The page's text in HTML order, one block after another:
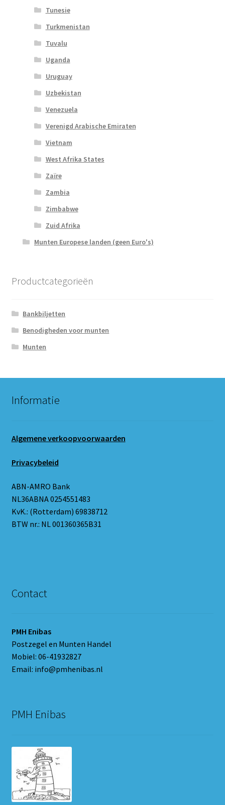
Tunesie
Turkmenistan
Tuvalu
Uganda
Uruguay
Uzbekistan
Venezuela
Verenigd Arabische Emiraten
Vietnam
West Afrika States
Zaïre
Zambia
Zimbabwe
Zuid Afrika
Munten Europese landen (geen Euro's)
Productcategorieën
Bankbiljetten
Benodigheden voor munten
Munten
Informatie
Algemene verkoopvoorwaarden
Privacybeleid
ABN-AMRO Bank
NL36ABNA 0254551483
KvK.: (Rotterdam) 69838712
BTW nr.: NL 001360365B31
Contact
PMH Enibas
Postzegel en Munten Handel
Mobiel: 06-41932827
Email: info@pmhenibas.nl
PMH Enibas